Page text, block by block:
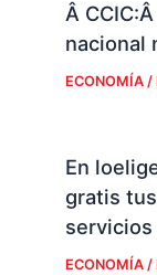
Â
nacional
ECONOMÍA/
En
gratis
servicios
ECONOMÍA/